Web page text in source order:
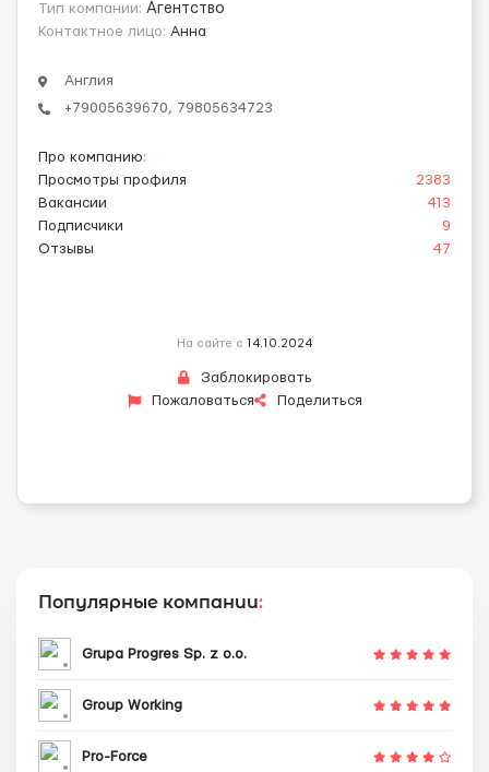
Тип компании: Агентство
Контактное лицо: Анна
Англия
+79005639670, 79805634723
Про компанию:
Просмотры профиля
2383
Вакансии
413
Подписчики
9
Отзывы
47
На сайте с 14.10.2024
Заблокировать
Пожаловаться
Поделиться
Популярные компании:
Grupa Progres Sp. z o.o.
Group Working
Pro-Force